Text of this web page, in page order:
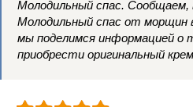
Молодильный спас.
Молодильный спас от морщин
мы поделимся информацией о
приобрести оригинальный